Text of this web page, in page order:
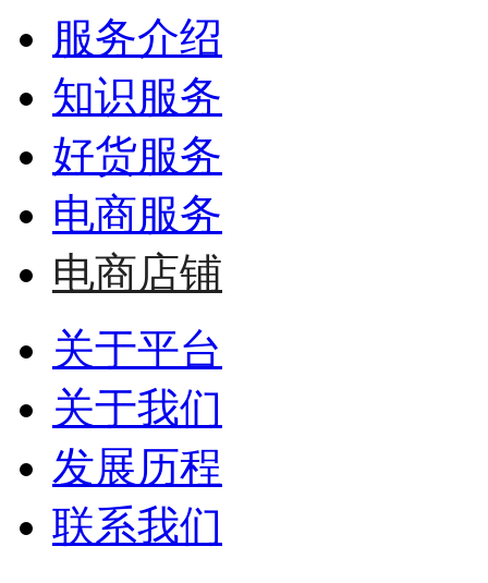
服务介绍
知识服务
好货服务
电商服务
电商店铺
关于平台
关于我们
发展历程
联系我们